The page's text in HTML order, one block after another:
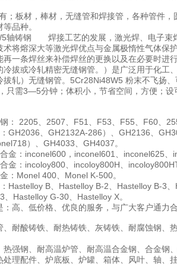
板材，棒材，无缝管和焊接管，各种管件，
品种。
轴铸钢 焊接工艺的发展，激光焊、电子束
术将熔深大等激光焊优点与金属极惰性气体保
再一条焊丝来补偿焊丝的更换以及在必要时进
冷拔或冷轧精密无缝钢管。）是广泛用于化工
拔轧）无缝钢管。5Cr28Ni48W5 粉末不飞扬
只需3—5分钟；体积小，节省空间，方便；设
： 2205、2507、F51、F53、F55、F60、
GH2036、GH2132A-286）、GH2136、
）、GH4033、GH4037。
金：inconel600，inconel601、inconel625、
金：incoloy800、incoloy800H、
：Monel 400、Monel K-500。
Hastelloy B、Hastelloy B-2、Hastelloy B-3
、Hastelloy G-30、Hastelloy X。
：高、低价格、优良的服务，与广大客户通力
、耐酸铸铁、耐热铸铁、灰铸铁、耐腐蚀钢
热强钢、耐高温炉管、耐高温合金钢、合金钢
处理配件、炉底板、炉罐、箱体、风叶、轴、